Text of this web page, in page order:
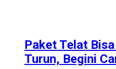
Paket Telat
Turun, Begini